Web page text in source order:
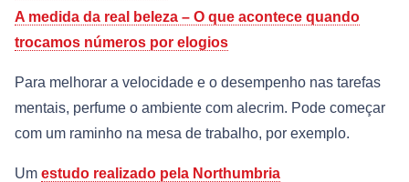
A medida da real beleza – O que acontece quando
trocamos números por elogios
Para melhorar a velocidade e o desempenho nas tarefas
mentais, perfume o ambiente com alecrim. Pode começar
com um raminho na mesa de trabalho, por exemplo.
Um estudo realizado pela Northumbria